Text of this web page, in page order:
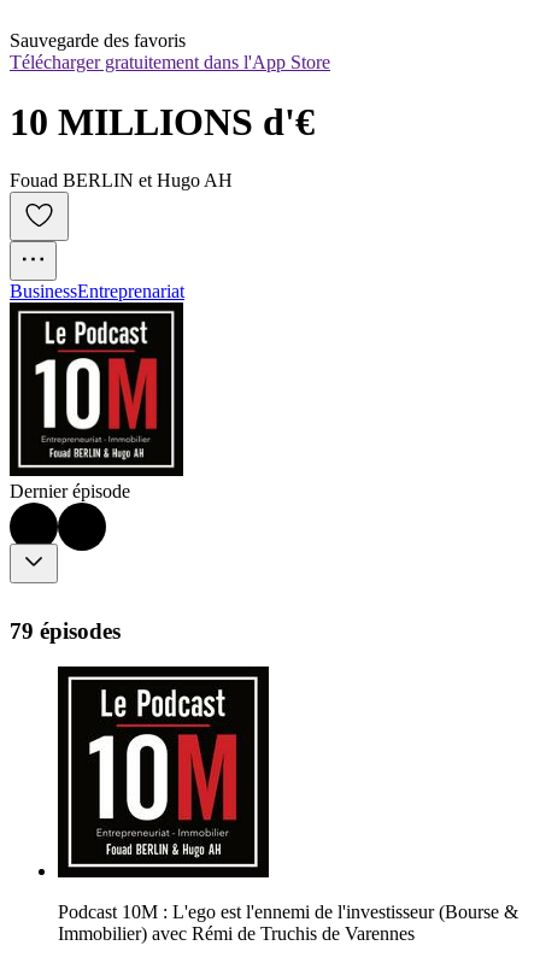
Sauvegarde des favoris
Télécharger gratuitement dans l'App Store
10 MILLIONS d'€
Fouad BERLIN et Hugo AH
BusinessEntreprenariat
Dernier épisode
79 épisodes
Podcast 10M : L'ego est l'ennemi de l'investisseur (Bourse &
Immobilier) avec Rémi de Truchis de Varennes